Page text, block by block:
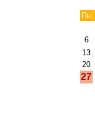
Пн
6
13
20
27